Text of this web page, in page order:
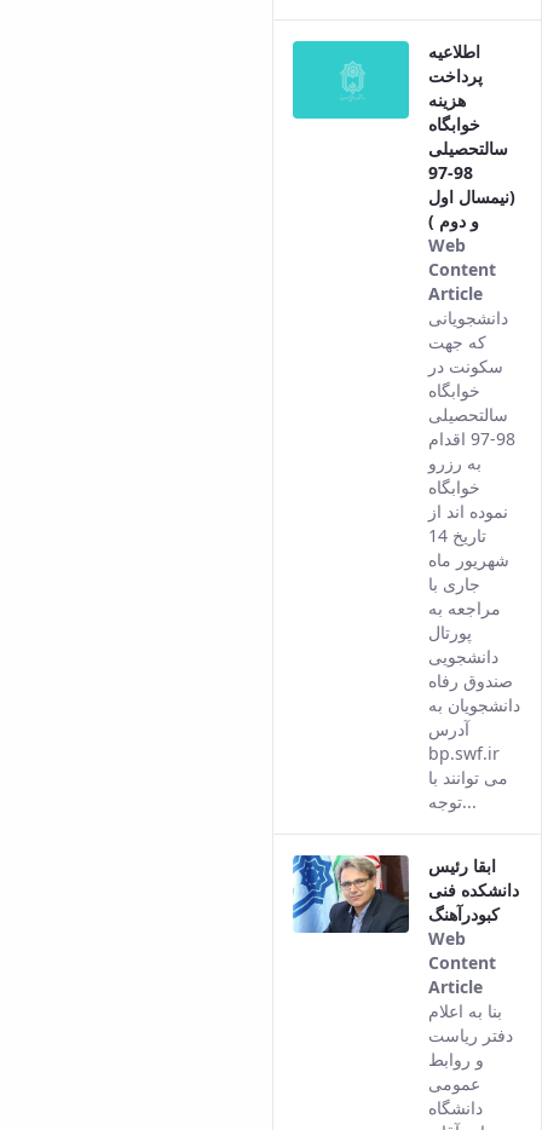
اطلاعیه
پرداخت
هزینه
خوابگاه
سالتحصیلی
98-97
(نیمسال اول
و دوم )
Web
Content
Article
This
the
دانشجویانی
که جهت
سکونت در
خوابگاه
سالتحصیلی
98-97 اقدام
به رزرو
خوابگاه
نموده اند از
تاریخ 14
شهریور ماه
جاری با
مراجعه به
پورتال
دانشجویی
صندوق رفاه
دانشجویان به
آدرس
bp.swf.ir
می توانند با
توجه...
ابقا رئیس
دانشکده فنی
کبودرآهنگ
Web
Content
Article
This
result
بنا به اعلام
دفتر ریاست
و روابط
عمومی
دانشگاه